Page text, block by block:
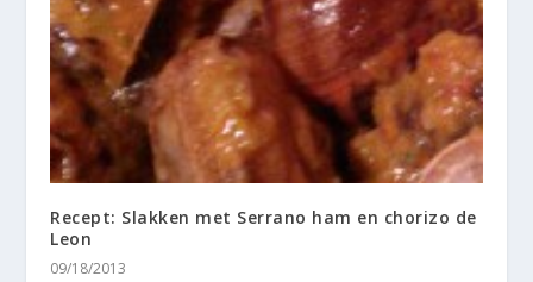
Recept: Slakken met Serrano ham en chorizo ​​de
Leon
09/18/2013